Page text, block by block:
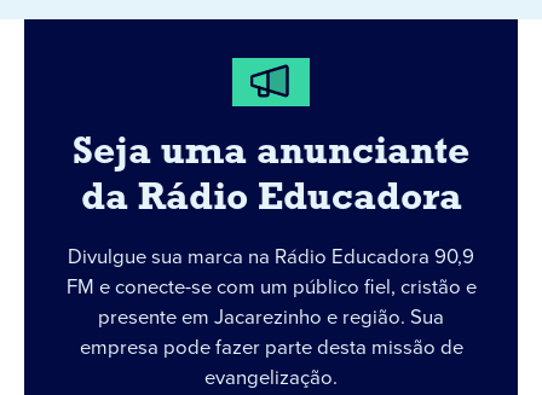
Seja uma anunciante
da Rádio Educadora
Divulgue sua marca na Rádio Educadora 90,9
FM e conecte-se com um público fiel, cristão e
presente em Jacarezinho e região. Sua
empresa pode fazer parte desta missão de
evangelização.